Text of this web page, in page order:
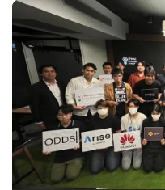
ดังนั้น จึงเชื่อมั่นว่าผลประก
ในปี 2567 เป็นผลจากจุดแ
ความต้องการของภาคธุร
รุกขยายตลาดที่มีศักยภาพใ
เงินของประเทศเวียดนาม ที่
การเติบโตจากดิจิทัลดิสรัป
มาเลเซียที่มีความตื่นตัวด้า
บริการหลักที่พร้อมตอบโจท